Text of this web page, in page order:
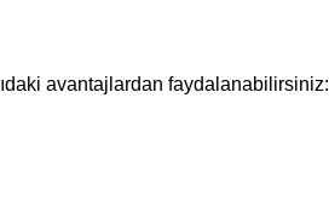
avantajlardan faydalanabilirsiniz: